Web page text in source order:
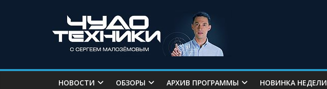
НОВОСТИ ОБЗОРЫ АРХИВ ПРОГРАММЫ НОВИНКА НЕДЕЛИ